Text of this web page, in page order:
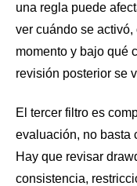
una regla puede
ver cuándo se
momento y bajo qué
revisión posterior se
El tercer filtro es
evaluación, no basta
Hay que revisar
consistencia,